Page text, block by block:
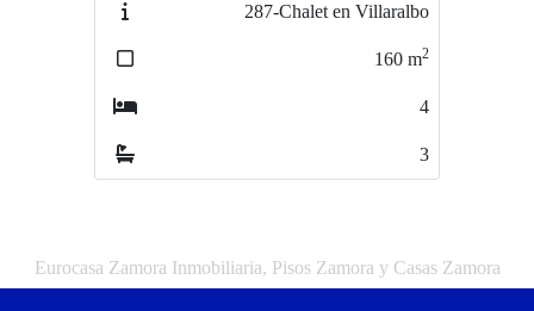
287-Chalet en Villaralbo
160 m2
4
3
Eurocasa Zamora Inmobiliaria, Pisos Zamora y Casas Zamora